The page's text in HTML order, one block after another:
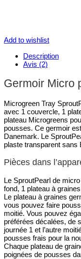
Add to wishlist
Description
Avis (2)
Germoir Micro
Microgreen Tray
avec 1 couvercle, 1
plateau Microgreens
pousses. Ce germoir
Danemark. Le
plaste transparent sans
Pièces dans
Le SproutPearl de
fond, 1 plateau à
Le plateau à graines
vous pouvez faire
moitié. Vous pouvez
préférées décalées, de
journée 1 et l’autre
pousses frais pour la
Chaque plateau de
poignées de pousses